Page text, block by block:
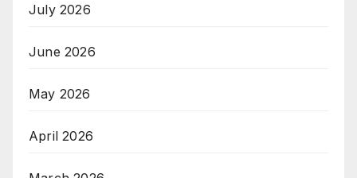
July 2026
June 2026
May 2026
April 2026